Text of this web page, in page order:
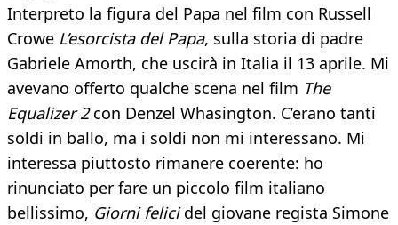
Interpreto la figura del Papa nel film con Russell
Crowe L’esorcista del Papa, sulla storia di padre
Gabriele Amorth, che uscirà in Italia il 13 aprile. Mi
avevano offerto qualche scena nel film The
Equalizer 2con Denzel Whasington. C’erano tanti
soldi in ballo, ma i soldi non mi interessano. Mi
interessa piuttosto rimanere coerente: ho
rinunciato per fare un piccolo film italiano
bellissimo, Giorni felicidel giovane regista Simone